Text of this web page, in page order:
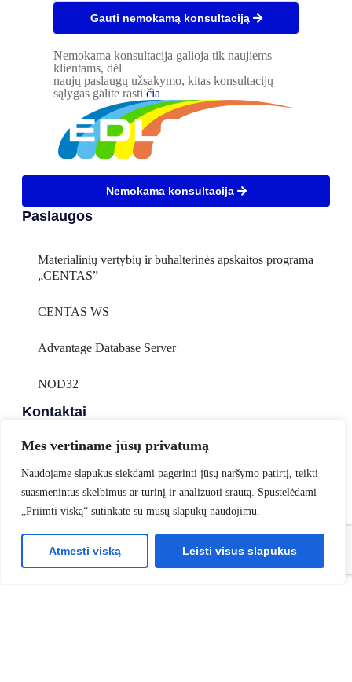
Mes vertiname jūsų privatumą
Naudojame slapukus siekdami pagerinti jūsų naršymo patirtį, teikti
suasmenintus skelbimus ar turinį ir analizuoti srautą. Spustelėdami
„Priimti viską“ sutinkate su mūsų slapukų naudojimu.
Atmesti viską Leisti visus slapukus
Gauti nemokamą konsultaciją
Nemokama konsultacija galioja tik naujiems
klientams, dėl
naujų paslaugų užsakymo, kitas konsultacijų
sąlygas galite rasti čia
Kontaktai
Įmonės kodas:
225692010
PVM mokėtojo kodas: LT256920113
Adresas:Smolensko g. 6-403, LT-03201 Vilnius
El. paštas:info@edlonta.lt
Paslaugos
Materialinių vertybių ir buhalterinės apskaitos programa
„CENTAS”
CENTAS WS
Advantage Database Server
NOD32
Nemokama konsultacija